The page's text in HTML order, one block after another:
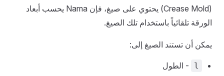
(Crease Mold) يحتوي على صيغ، فإن Nama يحسب أبعاد
الورقة تلقائياً باستخدام تلك الصيغ.
يمكن أن تستند الصيغ إلى:
l - الطول